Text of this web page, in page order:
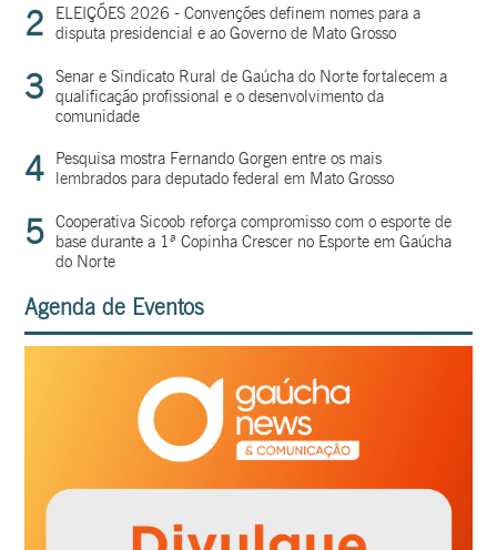
2
ELEIÇÕES 2026 - Convenções definem nomes para a
disputa presidencial e ao Governo de Mato Grosso
3
Senar e Sindicato Rural de Gaúcha do Norte fortalecem a
qualificação profissional e o desenvolvimento da
comunidade
4
Pesquisa mostra Fernando Gorgen entre os mais
lembrados para deputado federal em Mato Grosso
5 Cooperativa Sicoob reforça compromisso com o esporte de
base durante a 1ª Copinha Crescer no Esporte em Gaúcha
do Norte
Agenda de Eventos